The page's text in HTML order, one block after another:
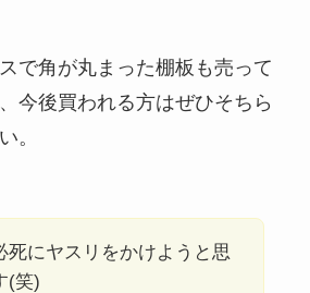
で角が丸まった棚板も売って
今後買われる方はぜひそちら
。
死にヤスリをかけようと思
(笑)